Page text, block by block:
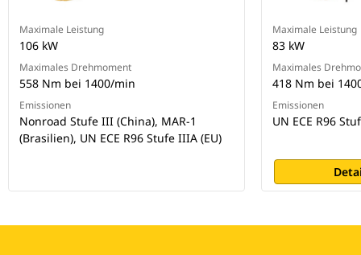
Maximale Leistung
106 kW
Maximales Drehmoment
558 Nm bei 1400/min
Emissionen
Nonroad Stufe III (China), MAR-1
(Brasilien), UN ECE R96 Stufe IIIA (EU)
Maximale Leistung
83 kW
Maximales
418 Nm bei
Emissionen
UN ECE R96